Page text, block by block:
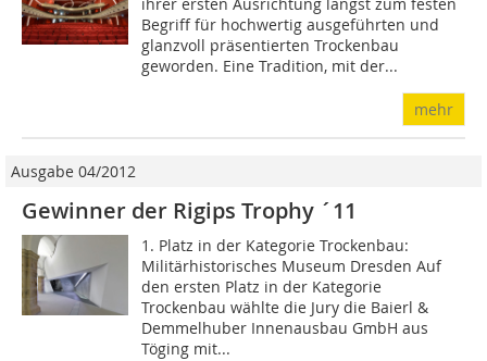
ihrer ersten Ausrichtung längst zum festen
Begriff für hochwertig ausgeführten und
glanzvoll präsentierten Trockenbau
geworden. Eine Tradition, mit der...
mehr
Ausgabe 04/2012
Gewinner der Rigips Trophy ´11
1. Platz in der Kategorie Trockenbau:
Militärhistorisches Museum Dresden Auf
den ersten Platz in der Kategorie
Trockenbau wählte die Jury die Baierl &
Demmelhuber Innenausbau GmbH aus
Töging mit...